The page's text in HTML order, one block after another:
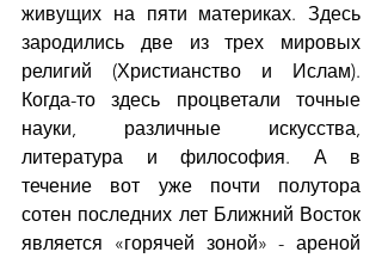
живущих на пяти материках. Здесь
зародились две из трех мировых
религий (Христианство и Ислам).
Когда-то здесь процветали точные
науки, различные искусства,
литература и философия. А в
течение вот уже почти полутора
сотен последних лет Ближний Восток
является «горячей зоной» - ареной